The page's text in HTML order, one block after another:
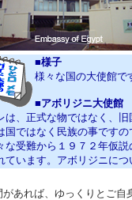
■様子
様々な国の大使館で
■アボリジニ大使館
は、正式な物ではなく、
国ではなく民族の事です
な受難から１９７２年仮
ています。アボリジニにつ
があれば、ゆっくりとご自